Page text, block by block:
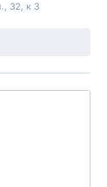
32, к 3